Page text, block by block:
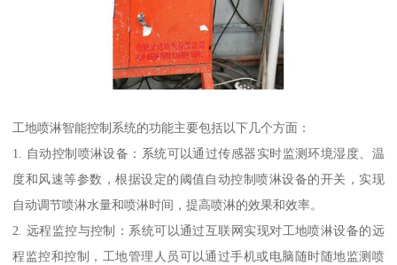
工地喷淋智能控制系统的功能主要包括以下几个方面：
1. 自动控制喷淋设备：系统可以通过传感器实时监测环境湿度、温
度和风速等参数，根据设定的阈值自动控制喷淋设备的开关，实现
自动调节喷淋水量和喷淋时间，提高喷淋的效果和效率。
2. 远程监控与控制：系统可以通过互联网实现对工地喷淋设备的远
程监控和控制，工地管理人员可以通过手机或电脑随时随地监测喷